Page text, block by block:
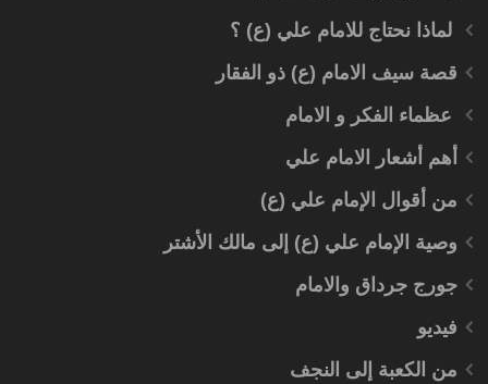
لماذا نحتاج للامام علي (ع) ؟
قصة سيف الامام (ع) ذو الفقار
عظماء الفكر و الامام
أهم أشعار الامام علي
من أقوال الإمام علي (ع)
وصية الإمام علي (ع) إلى مالك الأشتر
جورج جرداق والامام
فيديو
من الكعبة إلى النجف